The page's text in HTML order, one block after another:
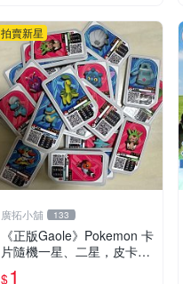
拍賣新星
廣拓小舖 133
《正版Gaole》Pokemon 卡
片隨機一星、二星，皮卡
丘、小火龍、秒花種子、傑
$1